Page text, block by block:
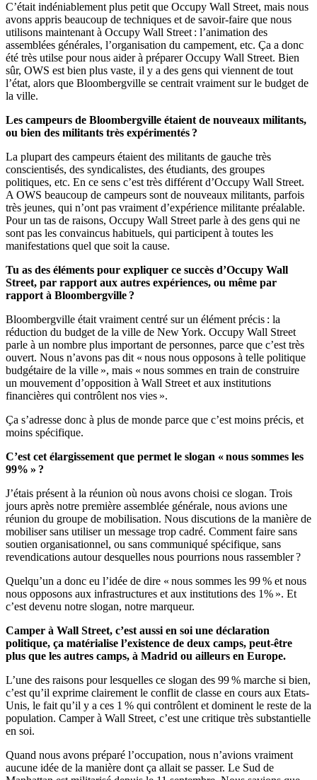
C’était indéniablement plus petit que Occupy Wall Street, mais nous
avons appris beaucoup de techniques et de savoir-faire que nous
utilisons maintenant à Occupy Wall Street : l’animation des
assemblées générales, l’organisation du campement, etc. Ça a donc
été très utilse pour nous aider à préparer Occupy Wall Street. Bien
sûr, OWS est bien plus vaste, il y a des gens qui viennent de tout
l’état, alors que Bloombergville se centrait vraiment sur le budget de
la ville.
Les campeurs de Bloombergville étaient de nouveaux militants,
ou bien des militants très expérimentés ?
La plupart des campeurs étaient des militants de gauche très
conscientisés, des syndicalistes, des étudiants, des groupes
politiques, etc. En ce sens c’est très différent d’Occupy Wall Street.
A OWS beaucoup de campeurs sont de nouveaux militants, parfois
très jeunes, qui n’ont pas vraiment d’expérience militante préalable.
Pour un tas de raisons, Occupy Wall Street parle à des gens qui ne
sont pas les convaincus habituels, qui participent à toutes les
manifestations quel que soit la cause.
Tu as des éléments pour expliquer ce succès d’Occupy Wall
Street, par rapport aux autres expériences, ou même par
rapport à Bloombergville ?
Bloombergville était vraiment centré sur un élément précis : la
réduction du budget de la ville de New York. Occupy Wall Street
parle à un nombre plus important de personnes, parce que c’est très
ouvert. Nous n’avons pas dit « nous nous opposons à telle politique
budgétaire de la ville », mais « nous sommes en train de construire
un mouvement d’opposition à Wall Street et aux institutions
financières qui contrôlent nos vies ».
Ça s’adresse donc à plus de monde parce que c’est moins précis, et
moins spécifique.
C’est cet élargissement que permet le slogan « nous sommes les
99% » ?
J’étais présent à la réunion où nous avons choisi ce slogan. Trois
jours après notre première assemblée générale, nous avions une
réunion du groupe de mobilisation. Nous discutions de la manière de
mobiliser sans utiliser un message trop cadré. Comment faire sans
soutien organisationnel, ou sans communiqué spécifique, sans
revendications autour desquelles nous pourrions nous rassembler ?
Quelqu’un a donc eu l’idée de dire « nous sommes les 99 % et nous
nous opposons aux infrastructures et aux institutions des 1% ». Et
c’est devenu notre slogan, notre marqueur.
Camper à Wall Street, c’est aussi en soi une déclaration
politique, ça matérialise l’existence de deux camps, peut-être
plus que les autres camps, à Madrid ou ailleurs en Europe.
L’une des raisons pour lesquelles ce slogan des 99 % marche si bien,
c’est qu’il exprime clairement le conflit de classe en cours aux Etats-
Unis, le fait qu’il y a ces 1 % qui contrôlent et dominent le reste de la
population. Camper à Wall Street, c’est une critique très substantielle
en soi.
Quand nous avons préparé l’occupation, nous n’avions vraiment
aucune idée de la manière dont ça allait se passer. Le Sud de